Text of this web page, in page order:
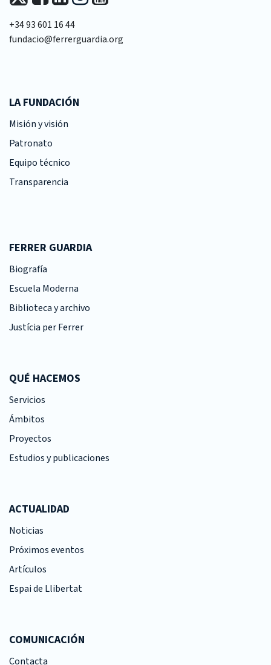
+34 93 601 16 44
fundacio@ferrerguardia.org
LA FUNDACIÓN
Misión y visión
Patronato
Equipo técnico
Transparencia
FERRER GUARDIA
Biografía
Escuela Moderna
Biblioteca y archivo
Justícia per Ferrer
QUÉ HACEMOS
Servicios
Ámbitos
Proyectos
Estudios y publicaciones
ACTUALIDAD
Noticias
Próximos eventos
Artículos
Espai de Llibertat
COMUNICACIÓN
Contacta